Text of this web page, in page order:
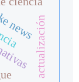
newsactualización